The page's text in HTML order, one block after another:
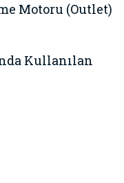
Motoru (Outlet)
Kullanılan